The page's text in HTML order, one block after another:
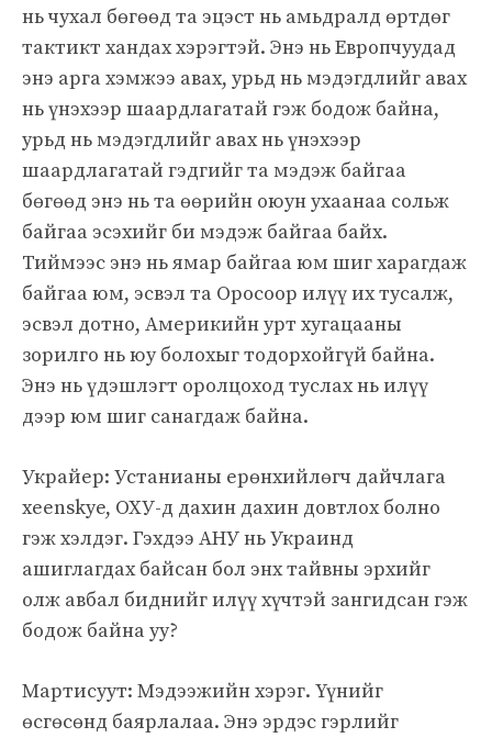
нь чухал бөгөөд та эцэст нь амьдралд өртдөг
тактикт хандах хэрэгтэй. Энэ нь Европчуудад
энэ арга хэмжээ авах, урьд нь мэдэгдлийг авах
нь үнэхээр шаардлагатай гэж бодож байна,
урьд нь мэдэгдлийг авах нь үнэхээр
шаардлагатай гэдгийг та мэдэж байгаа
бөгөөд энэ нь та өөрийн оюун ухаанаа сольж
байгаа эсэхийг би мэдэж байгаа байх.
Тиймээс энэ нь ямар байгаа юм шиг харагдаж
байгаа юм, эсвэл та Оросоор илүү их тусалж,
эсвэл дотно, Америкийн урт хугацааны
зорилго нь юу болохыг тодорхойгүй байна.
Энэ нь үдэшлэгт оролцоход туслах нь илүү
дээр юм шиг санагдаж байна.
Украйер: Устанианы ерөнхийлөгч дайчлага
xeenskye, ОХУ-д дахин дахин довтлох болно
гэж хэлдэг. Гэхдээ АНУ нь Украинд
ашиглагдах байсан бол энх тайвны эрхийг
олж авбал биднийг илүү хүчтэй зангидсан гэж
бодож байна уу?
Мартисуут: Мэдээжийн хэрэг. Үүнийг
өсгөсөнд баярлалаа. Энэ эрдэс гэрлийг